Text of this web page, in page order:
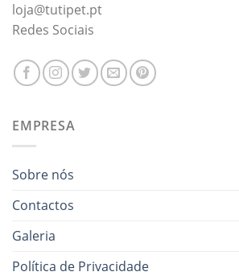
loja@tutipet.pt
Redes Sociais
EMPRESA
Sobre nós
Contactos
Galeria
Política de Privacidade